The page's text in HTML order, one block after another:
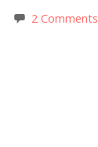
2 Comments